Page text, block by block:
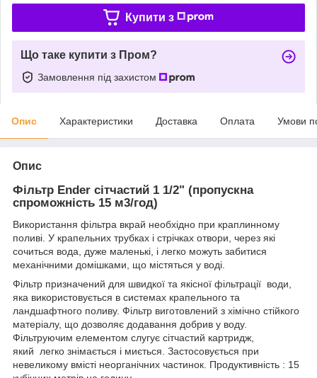
Купити з
Що таке купити з Пром?
Замовлення під захистом
Опис Характеристики Доставка Оплата Умови
Опис
Фільтр Ender сітчастий 1 1/2" (пропускна
спроможність 15 м3/год)
Використання фільтра вкрай необхідно при краплинному
поливі. У крапельних трубках і стрічках отвори, через які
сочиться вода, дуже маленькі, і легко можуть забитися
механічними домішками, що містяться у воді.
Фільтр призначений для швидкої та якісної фільтрації води,
яка використовується в системах крапельного та
ландшафтного поливу. Фільтр виготовлений з хімічно стійкого
матеріалу, що дозволяє додавання добрив у воду.
Фільтруючим елементом слугує сітчастий картридж,
який легко знімається і миється. Застосовується при
невеликому вмісті неорганічних частинок. Продуктивність : 15